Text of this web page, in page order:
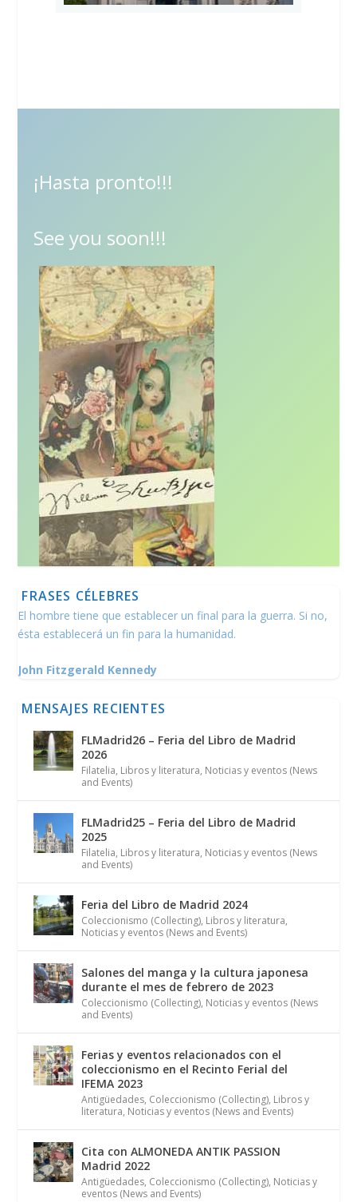
¡Hasta pronto!!!
See you soon!!!
FRASES CÉLEBRES
El hombre tiene que establecer un final para la guerra. Si no,
ésta establecerá un fin para la humanidad.
John Fitzgerald Kennedy
MENSAJES RECIENTES
FLMadrid26 – Feria del Libro de Madrid
2026
Filatelia, Libros y literatura, Noticias y eventos (News
and Events)
FLMadrid25 – Feria del Libro de Madrid
2025
Filatelia, Libros y literatura, Noticias y eventos (News
and Events)
Feria del Libro de Madrid 2024
Coleccionismo (Collecting), Libros y literatura,
Noticias y eventos (News and Events)
Salones del manga y la cultura japonesa
durante el mes de febrero de 2023
Coleccionismo (Collecting), Noticias y eventos (News
and Events)
Ferias y eventos relacionados con el
coleccionismo en el Recinto Ferial del
IFEMA 2023
Antigüedades, Coleccionismo (Collecting), Libros y
literatura, Noticias y eventos (News and Events)
Cita con ALMONEDA ANTIK PASSION
Madrid 2022
Antigüedades, Coleccionismo (Collecting), Noticias y
eventos (News and Events)